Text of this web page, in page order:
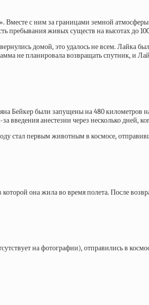
с ним за границами земной
пребывания живых существ на высотах до
домой, это удалось не всем. Лайка
не планировала возвращать спутник, и
Бейкер были запущены на 480
введения анестезии через несколько дней,
стал первым животным в космосе,
она жила во время полета. После
на фотографии), отправились в